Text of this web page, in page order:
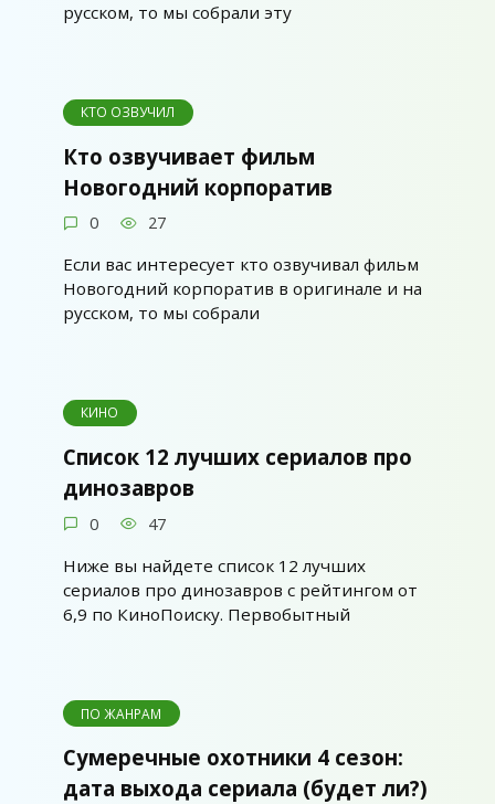
русском, то мы собрали эту
КТО ОЗВУЧИЛ
Кто озвучивает фильм
Новогодний корпоратив
0 27
Если вас интересует кто озвучивал фильм
Новогодний корпоратив в оригинале и на
русском, то мы собрали
КИНО
Список 12 лучших сериалов про
динозавров
0 47
Ниже вы найдете список 12 лучших
сериалов про динозавров с рейтингом от
6,9 по КиноПоиску. Первобытный
ПО ЖАНРАМ
Сумеречные охотники 4 сезон:
дата выхода сериала (будет ли?)